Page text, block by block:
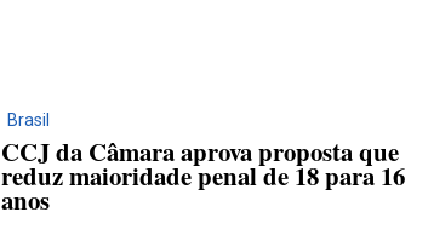
Brasil
CCJ da Câmara aprova proposta que
reduz maioridade penal de 18 para 16
anos